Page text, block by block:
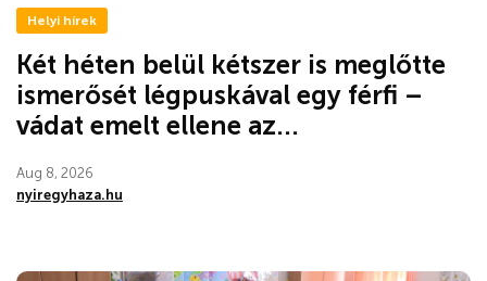
Helyi hírek
Két héten belül kétszer is meglőtte
ismerősét légpuskával egy férfi –
vádat emelt ellene az...
Aug 8, 2026
nyiregyhaza.hu